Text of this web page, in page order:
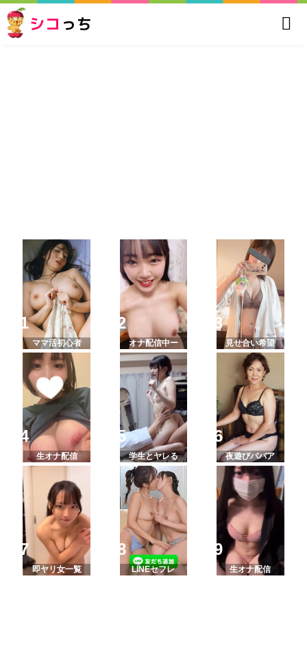
シコ っち
ママ活初心者 オナ配信中ー 見せ合い希望
生オナ配信 学生とヤレる 夜遊びババア
即ヤリ女一覧 LINEセフレ 生オナ配信